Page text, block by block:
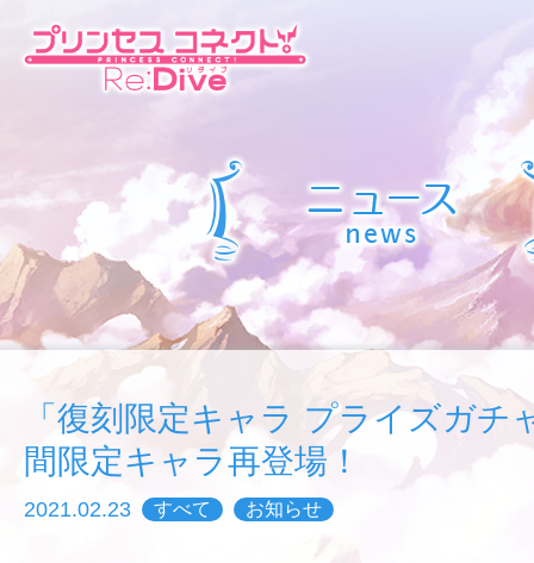
「復刻限定キャラ プライズガチ
間限定キャラ再登場！
2021.02.23 すべて お知らせ